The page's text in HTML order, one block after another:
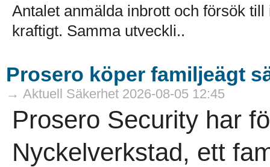
Antalet anmälda inbrott och försök
kraftigt. Samma utveckli..
Prosero köper familjeägt
→ Aktuell Säkerhet 2026-08-05 12:45
Prosero Security har
Nyckelverkstad, ett